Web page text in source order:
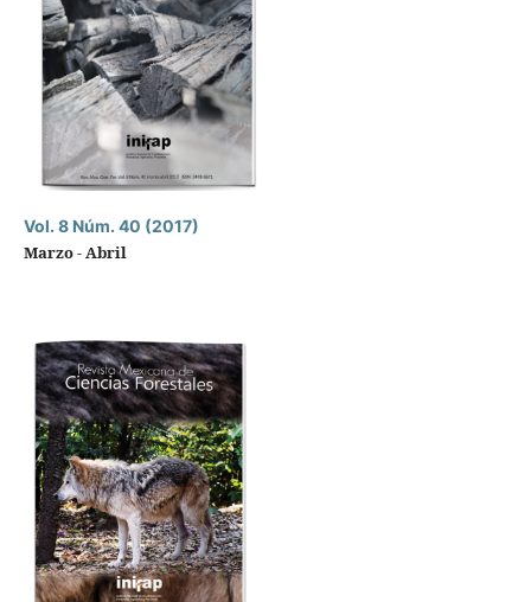
Vol. 8 Núm. 40 (2017)
Marzo - Abril